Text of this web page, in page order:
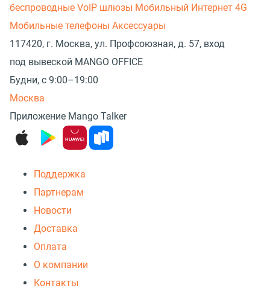
беспроводные VoIP шлюзы Мобильный Интернет 4G
Мобильные телефоны Аксессуары
117420, г. Москва, ул. Профсоюзная, д. 57, вход
под вывеской MANGO OFFICE
Будни, с 9:00–19:00
Москва
Приложение Mango Talker
Поддержка
Партнерам
Новости
Доставка
Оплата
О компании
Контакты